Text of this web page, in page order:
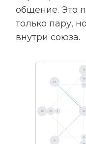
общение. Это
только пару,
внутри союза.